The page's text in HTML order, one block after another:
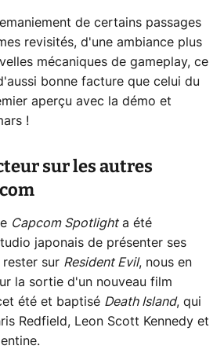
de certains passages
revisités, d'une ambiance plus
mécaniques de gameplay, ce
bonne facture que celui du
aperçu avec la démo et
!
sur les autres
Capcom Spotlighta été
japonais de présenter ses
sur Resident Evil, nous en
la sortie d'un nouveau film
été et baptisé Death Island, qui
Redfield, Leon Scott Kennedy et